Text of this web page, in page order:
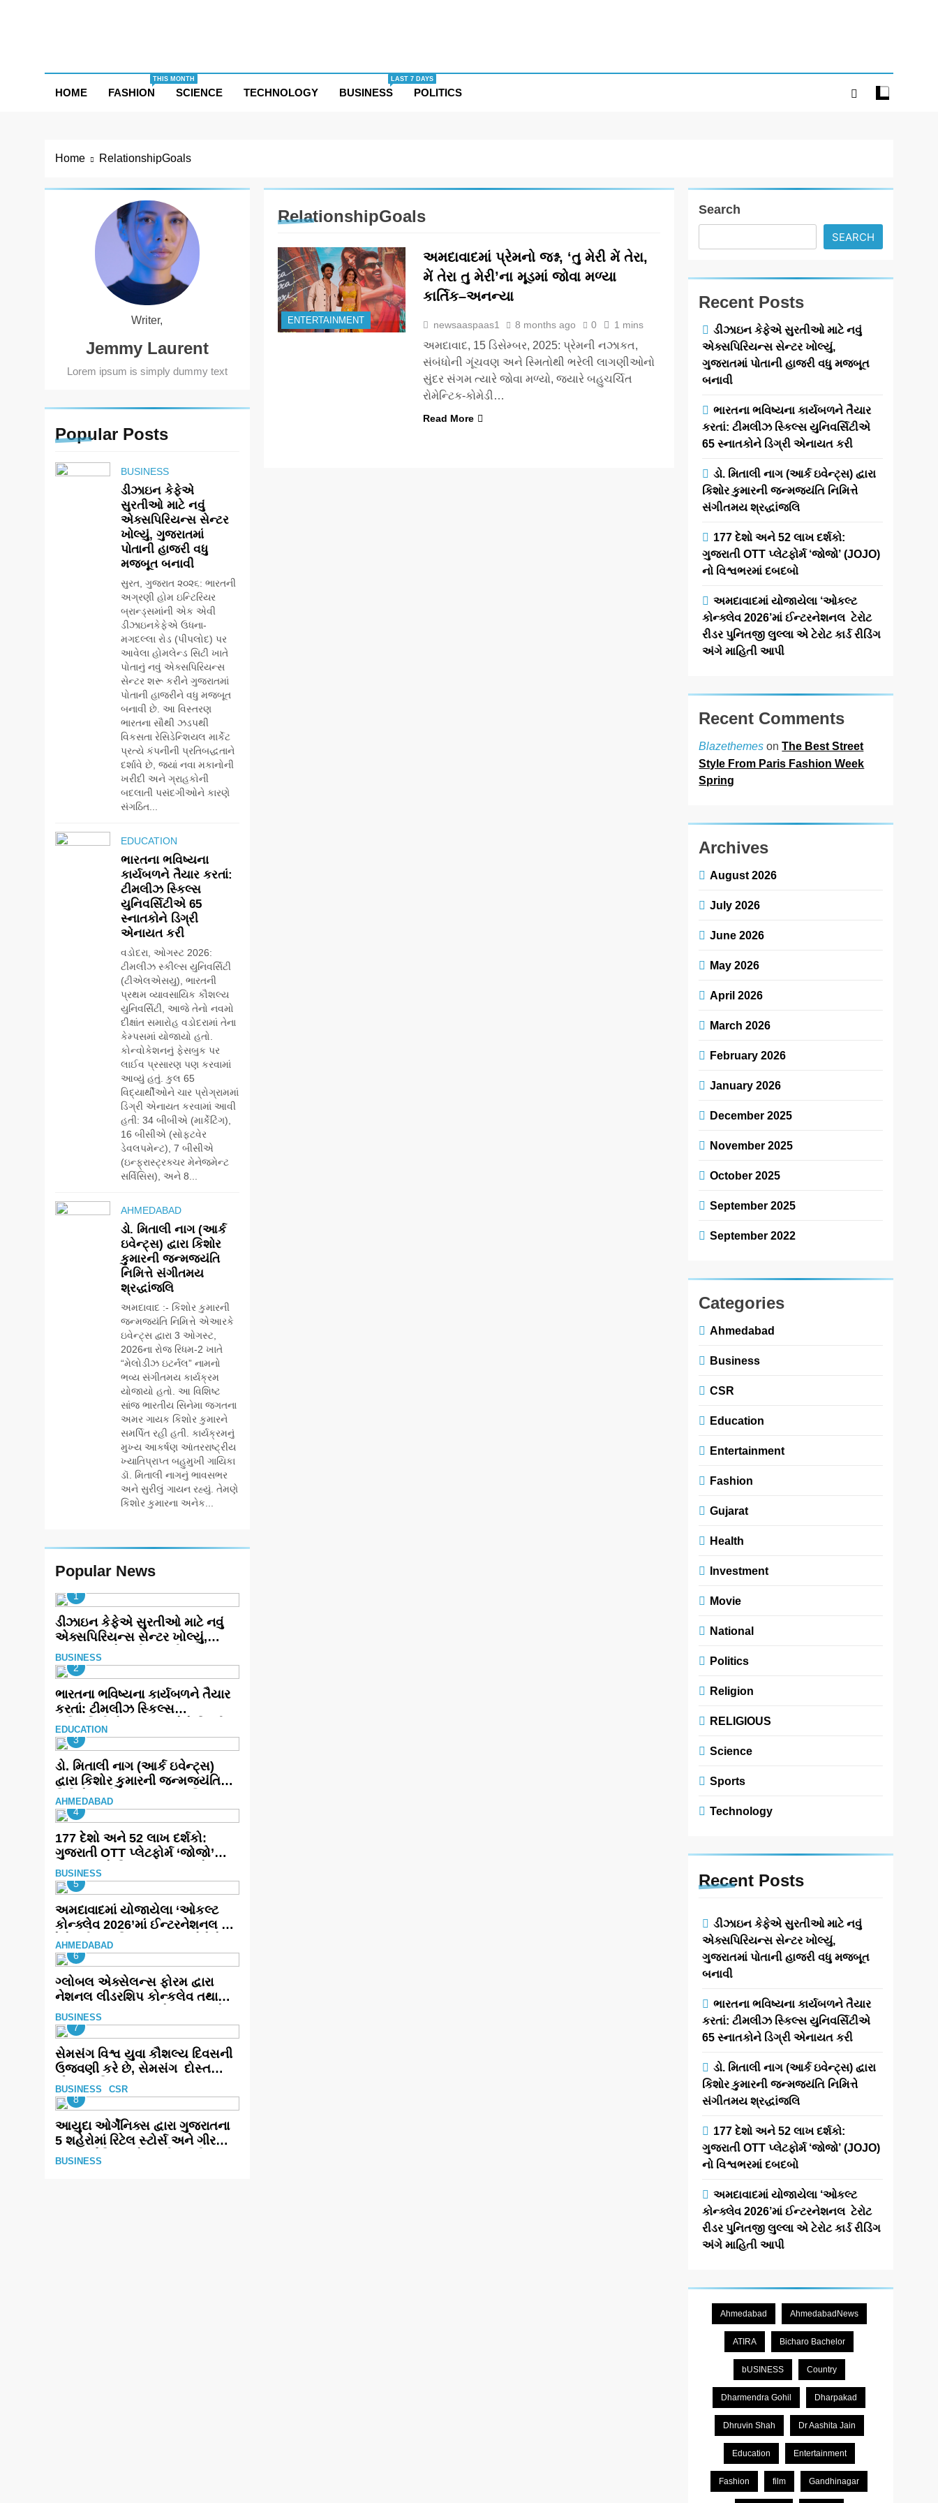
HOME FASHION
THIS MONTH
SCIENCE TECHNOLOGY BUSINESS
LAST 7 DAYS
POLITICS
Home RelationshipGoals
Writer,
Jemmy Laurent
Lorem ipsum is simply dummy text
Popular Posts
BUSINESS
ડીઝાઇન કેફેએ
સુરતીઓ માટે નવું
એક્સપિરિયન્સ સેન્ટર
ખોલ્યું, ગુજરાતમાં
પોતાની હાજરી વધુ
મજબૂત બનાવી
સુરત, ગુજરાત ૨૦૨૬: ભારતની
અગ્રણી હોમ ઇન્ટિરિયર
બ્રાન્ડ્સમાંની એક એવી
ડીઝાઇનકેફેએ ઉધના-
મગદલ્લા રોડ (પીપલોદ) પર
આવેલા હોમલેન્ડ સિટી ખાતે
પોતાનું નવું એક્સપિરિયન્સ
સેન્ટર શરૂ કરીને ગુજરાતમાં
પોતાની હાજરીને વધુ મજબૂત
બનાવી છે. આ વિસ્તરણ
ભારતના સૌથી ઝડપથી
વિકસતા રેસિડેન્શિયલ માર્કેટ
પ્રત્યે કંપનીની પ્રતિબદ્ધતાને
દર્શાવે છે, જ્યાં નવા મકાનોની
ખરીદી અને ગ્રાહકોની
બદલાતી પસંદગીઓને કારણે
સંગઠિત...
EDUCATION
ભારતના ભવિષ્યના
કાર્યબળને તૈયાર કરતાં:
ટીમલીઝ સ્કિલ્સ
યુનિવર્સિટીએ 65
સ્નાતકોને ડિગ્રી
એનાયત કરી
વડોદરા, ઓગસ્ટ 2026:
ટીમલીઝ સ્કીલ્સ યુનિવર્સિટી
(ટીએલએસયુ), ભારતની
પ્રથમ વ્યાવસાયિક કૌશલ્ય
યુનિવર્સિટી, આજે તેનો નવમો
દીક્ષાંત સમારોહ વડોદરામાં તેના
કેમ્પસમાં યોજાયો હતો.
કોન્વોકેશનનું ફેસબુક પર
લાઈવ પ્રસારણ પણ કરવામાં
આવ્યું હતું. કુલ 65
વિદ્યાર્થીઓને ચાર પ્રોગ્રામમાં
ડિગ્રી એનાયત કરવામાં આવી
હતી: 34 બીબીએ (માર્કેટિંગ),
16 બીસીએ (સોફ્ટવેર
ડેવલપમેન્ટ), 7 બીસીએ
(ઇન્ફ્રાસ્ટ્રક્ચર મેનેજમેન્ટ
સર્વિસિસ), અને 8...
AHMEDABAD
ડો. મિતાલી નાગ (આર્ક
ઇવેન્ટ્સ) દ્વારા કિશોર
કુમારની જન્મજયંતિ
નિમિત્તે સંગીતમય
શ્રદ્ધાંજલિ
અમદાવાદ :- કિશોર કુમારની
જન્મજયંતિ નિમિત્તે એઆરકે
ઇવેન્ટ્સ દ્વારા 3 ઓગસ્ટ,
2026ના રોજ રિધમ-2 ખાતે
“મેલોડીઝ ઇટર્નલ” નામનો
ભવ્ય સંગીતમય કાર્યક્રમ
યોજાયો હતો. આ વિશિષ્ટ
સાંજ ભારતીય સિનેમા જગતના
અમર ગાયક કિશોર કુમારને
સમર્પિત રહી હતી. કાર્યક્રમનું
મુખ્ય આકર્ષણ આંતરરાષ્ટ્રીય
ખ્યાતિપ્રાપ્ત બહુમુખી ગાયિકા
ડૉ. મિતાલી નાગનું ભાવસભર
અને સુરીલું ગાયન રહ્યું. તેમણે
કિશોર કુમારના અનેક...
Popular News
1
ડીઝાઇન કેફેએ સુરતીઓ માટે નવું
એક્સપિરિયન્સ સેન્ટર ખોલ્યું,
ગુજરાતમાં પોતાની હાજરી વધુ
મજબૂત બનાવી
BUSINESS
2
ભારતના ભવિષ્યના કાર્યબળને તૈયાર
કરતાં: ટીમલીઝ સ્કિલ્સ
યુનિવર્સિટીએ 65 સ્નાતકોને ડિગ્રી
એનાયત કરી
EDUCATION
3
ડો. મિતાલી નાગ (આર્ક ઇવેન્ટ્સ)
દ્વારા કિશોર કુમારની જન્મજયંતિ
નિમિત્તે સંગીતમય શ્રદ્ધાંજલિ
AHMEDABAD
4
177 દેશો અને 52 લાખ દર્શકો:
ગુજરાતી OTT પ્લેટફોર્મ ‘જોજો’
(JOJO) નો વિશ્વભરમાં દબદબો
BUSINESS
5
અમદાવાદમાં યોજાયેલા ‘ઓકલ્ટ
કોન્ક્લેવ 2026’માં ઈન્ટરનેશનલ
ટેરોટ રીડર પુનિતજી લુલ્લા એ ટેરોટ
કાર્ડ રીડિંગ અંગે માહિતી આપી
AHMEDABAD
6
ગ્લોબલ એક્સેલન્સ ફોરમ દ્વારા
નેશનલ લીડરશિપ કોન્કલેવ તથા
ભારત સમ્માન ૨૦૨૬નો ભવ્ય અને
પ્રતિષ્ઠિત કાર્યક્રમ નવી દિલ્હીમાં
સફળતાપૂર્વક યોજાયો
BUSINESS
7
સેમસંગ વિશ્વ યુવા કૌશલ્ય દિવસની
ઉજવણી કરે છે, સેમસંગ દોસ્ત
કૌશલ્ય વિકાસ કાર્યક્રમના 30
ટોચના પ્રતિભાશાળી વિદ્યાર્થીઓનું
સન્માન કરે છે
BUSINESS CSR
8
આયુદા ઓર્ગેનિક્સ દ્વારા ગુજરાતના
5 શહેરોમાં રિટેલ સ્ટોર્સ અને ગીર
ગાયના વૈદિક વલોણા ઘી-દૂધની શુદ્ધ
BUSINESS
RelationshipGoals
ENTERTAINMENT
અમદાવાદમાં પ્રેમનો જશ્ન, ‘તુ મેરી મેં તેરા,
મેં તેરા તુ મેરી’ના મૂડમાં જોવા મળ્યા
કાર્તિક–અનન્યા
newsaaspaas1 8 months ago 0 1 mins
અમદાવાદ, 15 ડિસેમ્બર, 2025: પ્રેમની નઝાકત,
સંબંધોની ગૂંચવણ અને સ્મિતોથી ભરેલી લાગણીઓનો
સુંદર સંગમ ત્યારે જોવા મળ્યો, જ્યારે બહુચર્ચિત
રોમેન્ટિક-કોમેડી…
Read More
Search
SEARCH
Recent Posts
ડીઝાઇન કેફેએ સુરતીઓ માટે નવું
એક્સપિરિયન્સ સેન્ટર ખોલ્યું,
ગુજરાતમાં પોતાની હાજરી વધુ મજબૂત
બનાવી
ભારતના ભવિષ્યના કાર્યબળને તૈયાર
કરતાં: ટીમલીઝ સ્કિલ્સ યુનિવર્સિટીએ
65 સ્નાતકોને ડિગ્રી એનાયત કરી
ડો. મિતાલી નાગ (આર્ક ઇવેન્ટ્સ) દ્વારા
કિશોર કુમારની જન્મજયંતિ નિમિત્તે
સંગીતમય શ્રદ્ધાંજલિ
177 દેશો અને 52 લાખ દર્શકો:
ગુજરાતી OTT પ્લેટફોર્મ ‘જોજો’ (JOJO)
નો વિશ્વભરમાં દબદબો
અમદાવાદમાં યોજાયેલા ‘ઓકલ્ટ
કોન્ક્લેવ 2026’માં ઈન્ટરનેશનલ ટેરોટ
રીડર પુનિતજી લુલ્લા એ ટેરોટ કાર્ડ રીડિંગ
અંગે માહિતી આપી
Recent Comments
Blazethemes onThe Best Street
Style From Paris Fashion Week
Spring
Archives
August 2026
July 2026
June 2026
May 2026
April 2026
March 2026
February 2026
January 2026
December 2025
November 2025
October 2025
September 2025
September 2022
Categories
Ahmedabad
Business
CSR
Education
Entertainment
Fashion
Gujarat
Health
Investment
Movie
National
Politics
Religion
RELIGIOUS
Science
Sports
Technology
Recent Posts
ડીઝાઇન કેફેએ સુરતીઓ માટે નવું
એક્સપિરિયન્સ સેન્ટર ખોલ્યું,
ગુજરાતમાં પોતાની હાજરી વધુ મજબૂત
બનાવી
ભારતના ભવિષ્યના કાર્યબળને તૈયાર
કરતાં: ટીમલીઝ સ્કિલ્સ યુનિવર્સિટીએ
65 સ્નાતકોને ડિગ્રી એનાયત કરી
ડો. મિતાલી નાગ (આર્ક ઇવેન્ટ્સ) દ્વારા
કિશોર કુમારની જન્મજયંતિ નિમિત્તે
સંગીતમય શ્રદ્ધાંજલિ
177 દેશો અને 52 લાખ દર્શકો:
ગુજરાતી OTT પ્લેટફોર્મ ‘જોજો’ (JOJO)
નો વિશ્વભરમાં દબદબો
અમદાવાદમાં યોજાયેલા ‘ઓકલ્ટ
કોન્ક્લેવ 2026’માં ઈન્ટરનેશનલ ટેરોટ
રીડર પુનિતજી લુલ્લા એ ટેરોટ કાર્ડ રીડિંગ
અંગે માહિતી આપી
Ahmedabad AhmedabadNews
ATIRA Bicharo Bachelor
bUSINESS Country
Dharmendra Gohil Dharpakad
Dhruvin Shah Dr Aashita Jain
Education Entertainment
Fashion film Gandhinagar